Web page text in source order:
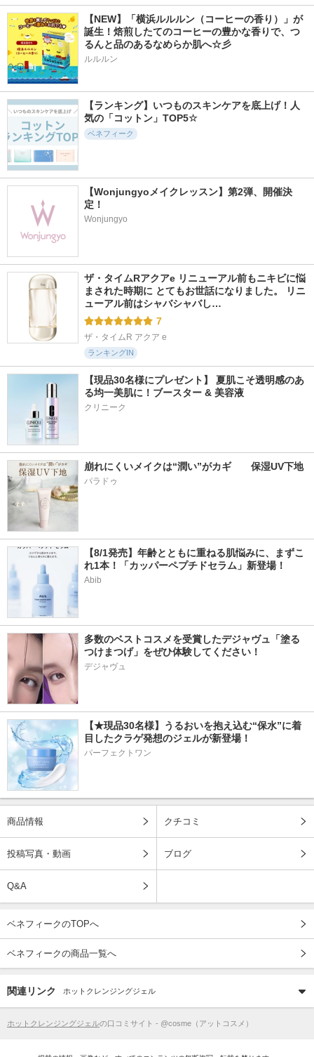
【NEW】「横浜ルルルン（コーヒーの香り）」が
誕生！焙煎したてのコーヒーの豊かな香りで、つ
るんと品のあるなめらか肌へ☆彡
ルルルン
【ランキング】いつものスキンケアを底上げ！人
気の「コットン」TOP5☆
ベネフィーク
【Wonjungyoメイクレッスン】第2弾、開催決
定！
Wonjungyo
ザ・タイムRアクアe リニューアル前もニキビに悩
まされた時期に とてもお世話になりました。 リニ
ューアル前はシャバシャバし…
7
ザ・タイムR アクア e
ランキングIN
【現品30名様にプレゼント】 夏肌こそ透明感のあ
る均一美肌に！ブースター & 美容液
クリニーク
崩れにくいメイクは“潤い”がカギ　　保湿UV下地
パラドゥ
【8/1発売】年齢とともに重ねる肌悩みに、まずこ
れ1本！「カッパーペプチドセラム」新登場！
Abib
多数のベストコスメを受賞したデジャヴュ「塗る
つけまつげ」をぜひ体験してください！
デジャヴュ
【★現品30名様】うるおいを抱え込む“保水”に着
目したクラゲ発想のジェルが新登場！
パーフェクトワン
商品情報 クチコミ
投稿写真・動画 ブログ
Q&A
ベネフィークのTOPへ
ベネフィークの商品一覧へ
関連リンク ホットクレンジングジェル
ホットクレンジングジェルの口コミサイト - @cosme（アットコスメ）